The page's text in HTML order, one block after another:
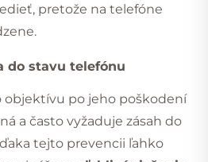
pretože na telefóne
do stavu telefónu
objektívu po jeho poškodení
a často vyžaduje zásah do
tejto prevencii ľahko